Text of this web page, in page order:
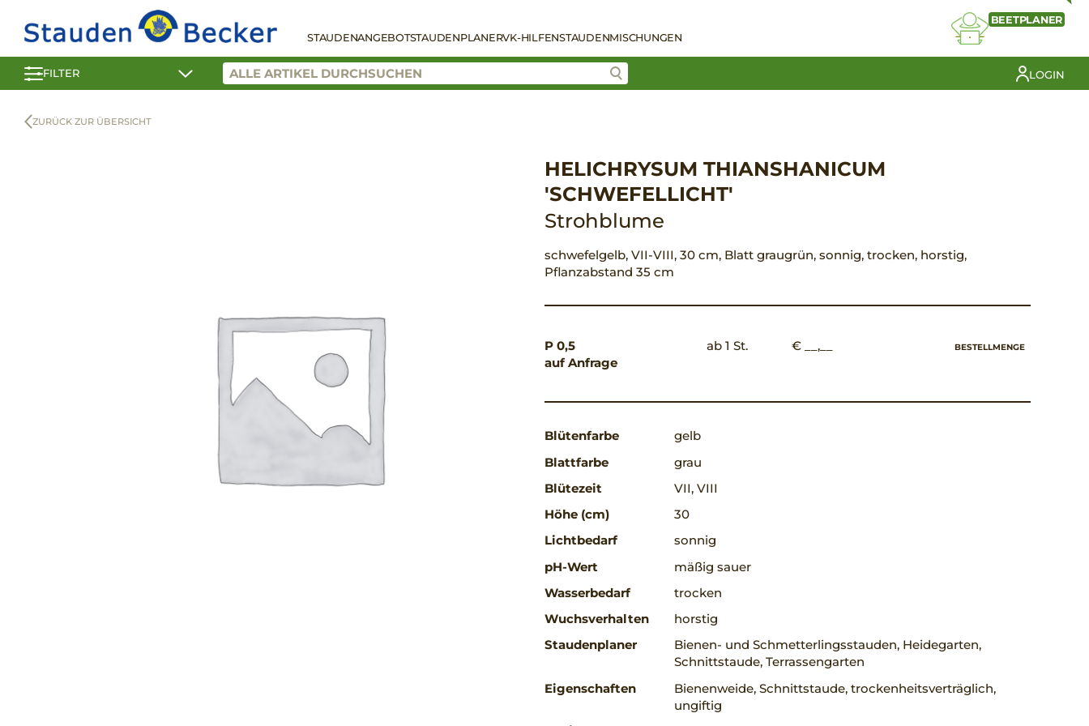
STAUDENANGEBOTSTAUDENPLANERVK-HILFENSTAUDENMISCHUNGEN
BEETPLANER
FILTER LOGIN
ZURÜCK ZUR ÜBERSICHT
HELICHRYSUM THIANSHANICUM
'SCHWEFELLICHT'
Strohblume
schwefelgelb, VII-VIII, 30 cm, Blatt graugrün, sonnig, trocken, horstig,
Pflanzabstand 35 cm
P 0,5
auf Anfrage
ab 1 St. € __,__ BESTELLMENGE
Blütenfarbe
gelb
Blattfarbe
grau
Blütezeit
VII, VIII
Höhe (cm)
30
Lichtbedarf
sonnig
pH-Wert
mäßig sauer
Wasserbedarf
trocken
Wuchsverhalten
horstig
Staudenplaner
Bienen- und Schmetterlingsstauden, Heidegarten,
Schnittstaude, Terrassengarten
Eigenschaften
Bienenweide, Schnittstaude, trockenheitsverträglich,
ungiftig